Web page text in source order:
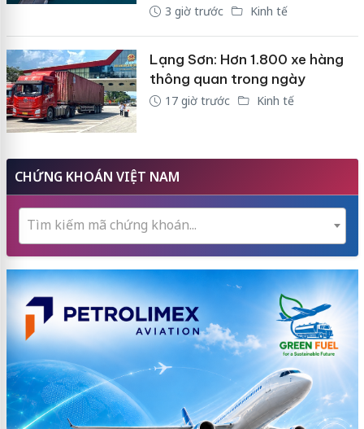
3 giờ trước Kinh tế
Lạng Sơn: Hơn 1.800 xe hàng
thông quan trong ngày
17 giờ trước Kinh tế
CHỨNG KHOÁN VIỆT NAM
Tìm kiếm mã chứng khoán...